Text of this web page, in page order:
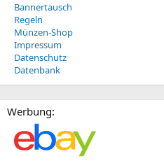
Bannertausch
Regeln
Münzen-Shop
Impressum
Datenschutz
Datenbank
Werbung: